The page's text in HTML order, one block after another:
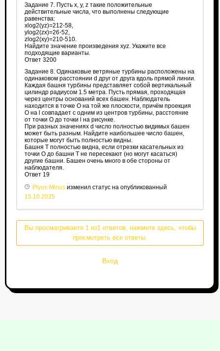
Задание 7. Пусть x, y, z такие положительные
действительные числа, что выполнены следующие
равенства:
xlog2(yz)=212⋅58,
ylog2(zx)=26⋅52,
zlog2(xy)=210⋅510.
Найдите значение произведения xyz. Укажите все
подходящие варианты.
Ответ 3200
Задание 8. Одинаковые ветряные турбины расположены на
одинаковом расстоянии d друг от друга вдоль прямой линии.
Каждая башня турбины представляет собой вертикальный
цилиндр радиусом 1.5 метра. Пусть прямая, проходящая
через центры оснований всех башен. Наблюдатель
находится в точке O на той же плоскости, причём проекция
O на l совпадает с одним из центров турбины, расстояние
от точки O до точки l на рисунке.
При разных значениях d число полностью видимых башен
может быть разным. Найдите наибольшее число башен,
которые могут быть полностью видны.
Башня T полностью видна, если отрезки касательных из
точки O до башни T не пересекают (но могут касаться)
другие башни. Башен очень много в обе стороны от
наблюдателя.
Ответ 19
Plyus-Minusизменил статус на опубликованный
15.10.2025
Вы просматриваете 1 из1 ответов, нажмите здесь, чтобы
просмотреть все ответы.
Вход